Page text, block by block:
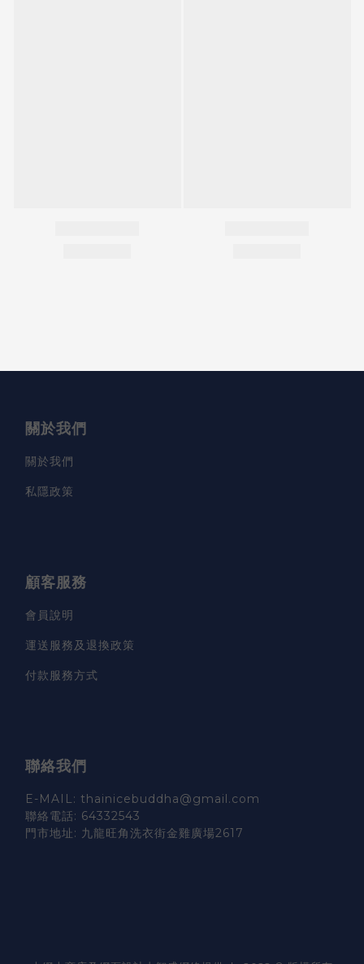
關於我們
關於我們
私隱政策
顧客服務
會員說明
運送服務及退換政策
付款服務方式
聯絡我們
E-MAIL: thainicebuddha@gmail.com
聯絡電話: 64332543
門市地址: 九龍旺角洗衣街金雞廣場2617